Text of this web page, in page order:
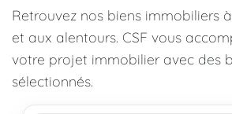
Retrouvez nos biens immobiliers
et aux alentours. CSF vous
votre projet immobilier avec des
sélectionnés.